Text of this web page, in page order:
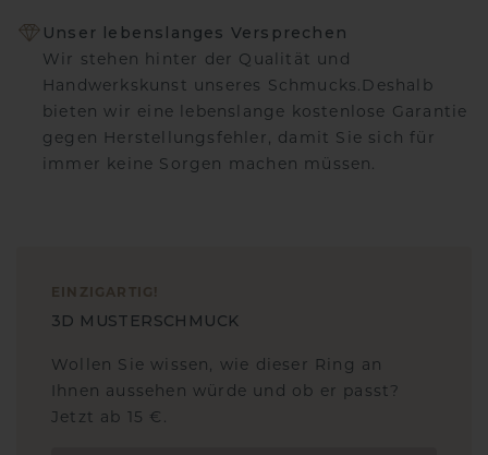
Unser lebenslanges Versprechen
Wir stehen hinter der Qualität und
Handwerkskunst unseres Schmucks.Deshalb
bieten wir eine lebenslange kostenlose Garantie
gegen Herstellungsfehler, damit Sie sich für
immer keine Sorgen machen müssen.
EINZIGARTIG !
3D MUSTERSCHMUCK
Wollen Sie wissen, wie dieser Ring an
Ihnen aussehen würde und ob er passt?
Jetzt ab 15 €.